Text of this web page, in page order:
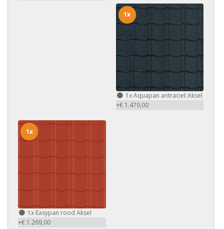
1xAquapan antraciet Aksel
+€ 1.479,00
1x
1x Easypan rood Aksel
+€ 1.269,00
1x